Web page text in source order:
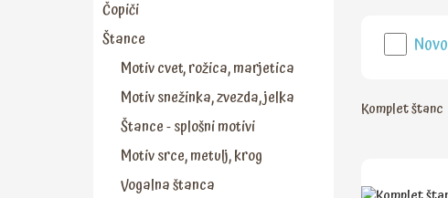
Čopiči
Štance
Motiv cvet, rožica, marjetica
Motiv snežinka, zvezda, jelka
Štance - splošni motivi
Motiv srce, metulj, krog
Vogalna štanca
Novo
Komplet štanc